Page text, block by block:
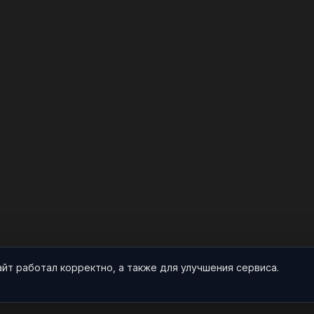
работал корректно, а также для улучшения сервиса.